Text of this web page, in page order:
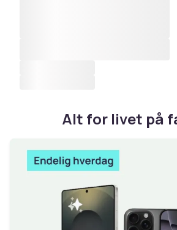
Alt for livet på